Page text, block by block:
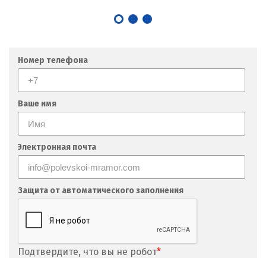
Номер телефона
Ваше имя
Электронная почта
Защита от автоматического заполнения
Подтвердите, что вы не робот*